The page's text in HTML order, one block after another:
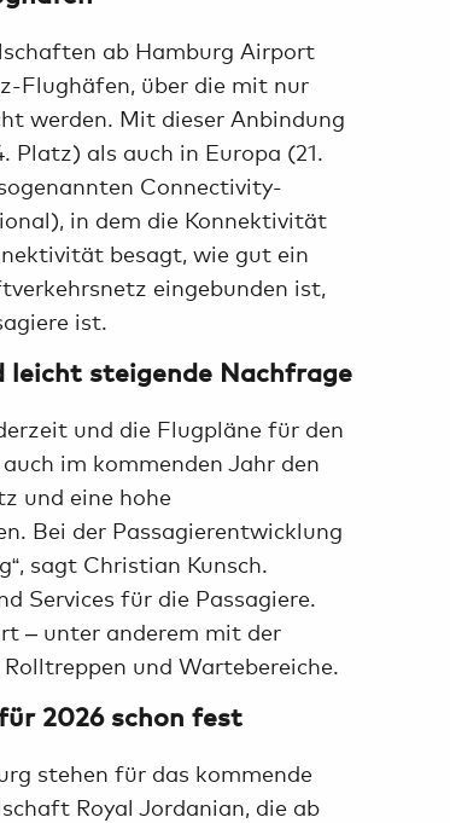
ab Hamburg Airport
Flughäfen, über die mit nur
werden. Mit dieser Anbindung
als auch in Europa (21.
Connectivity-
in dem die Konnektivität
besagt, wie gut ein
eingebunden ist,
ist.
leicht steigende Nachfrage
und die Flugpläne für den
im kommenden Jahr den
und eine hohe
Bei der Passagierentwicklung
sagt Christian Kunsch.
Services für die Passagiere.
– unter anderem mit der
und Wartebereiche.
2026 schon fest
stehen für das kommende
Royal Jordanian, die ab